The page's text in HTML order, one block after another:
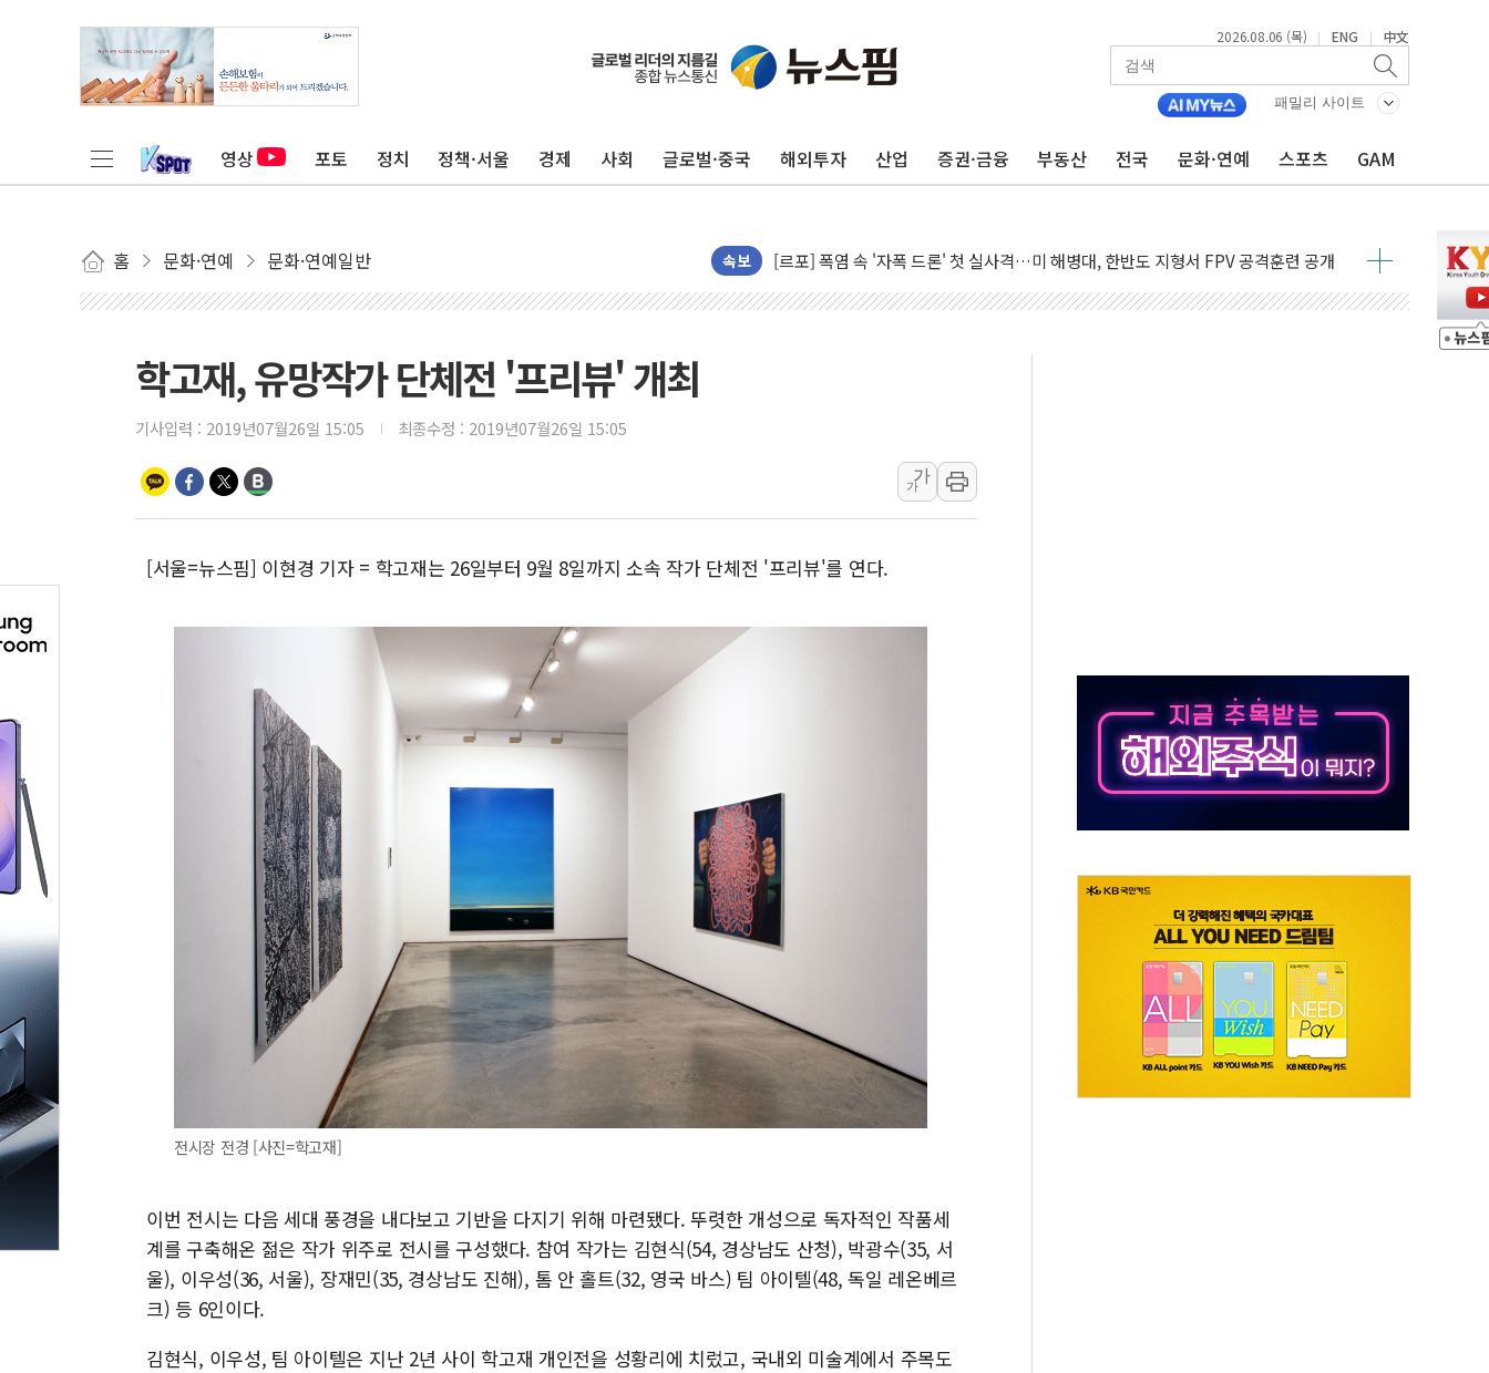
2026.08.06 (목) | ENG | 中文
패밀리 사이트
영상 포토 정치 정책·서울 경제 사회 글로벌·중국 해외투자 산업 증권·금융 부동산 전국 문화·연예 스포츠 GAM
홈 문화·연예 문화·연예일반 속보
[AI 카드뉴스] 어린이집·유치원 비상! 수족구병이 다시 유행합니다.
운수업·기업활동 '원스톱'으로...데이터처, 기업 3만1000곳 경제통계조사
공정위 "국고채 PD 15곳, 관행 아닌 담합…76조2000억 입찰 영향"
중소기업 기술자료 중국 계열사에 넘긴 세라젬…공정위 과징금 4억3200만원
국표원, 해외직구 물놀이기구·유아용품 등 94개 제품 안전기준 '부적합'
소방청, 전국 시·도 구급과장 회의…중증환자 이송체계 전국 확대 점검
'달라진 임신·출산·육아 지원 한눈에'…인사처, 공무원 인사제도 안내서 발간
정부혁신 우수사례 세계에 알린다…식약처 AI 심사·소방청 119안심콜 영문 영상 제작
정청래 "2차 TV토론으로 게임 끝…김민석, 신천지 허위신고에 배신 사과 안 해"
펄어비스, 붉은사막 영상 콘테스트 '비욘드 디 어비스' 수상작 발표
[K메이커] 코셔에서 할랄까지…대상, 종가가 넘은 건 국경 아닌 '식문화 장벽'
[특징주] 비철금속 업종 11% 급등…구리 가격 상승 전망 부각
흥국자산운용, 코스닥 성장주 담은 채권혼합 펀드 2종 출시
외국인 돌아왔지만 …'삼전·하이닉스'는 사고 급등주는 팔았다
학고재, 유망작가 단체전 '프리뷰' 개최
기사입력 : 2019년07월26일 15:05 최종수정 : 2019년07월26일 15:05
가
가
[서울=뉴스핌] 이현경 기자 = 학고재는 26일부터 9월 8일까지 소속 작가 단체전 '프리뷰'를 연다.
전시장 전경 [사진=학고재]
이번 전시는 다음 세대 풍경을 내다보고 기반을 다지기 위해 마련됐다. 뚜렷한 개성으로 독자적인 작품세
계를 구축해온 젊은 작가 위주로 전시를 구성했다. 참여 작가는 김현식(54, 경상남도 산청), 박광수(35, 서
울), 이우성(36, 서울), 장재민(35, 경상남도 진해), 톰 안 홀트(32, 영국 바스) 팀 아이텔(48, 독일 레온베르
크) 등 6인이다.
김현식, 이우성, 팀 아이텔은 지난 2년 사이 학고재 개인전을 성황리에 치렀고, 국내외 미술계에서 주목도